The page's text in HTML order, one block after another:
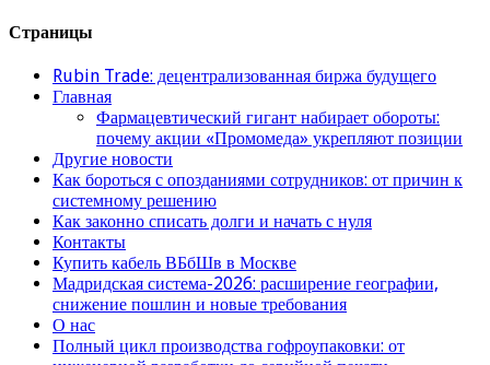
Страницы
Rubin Trade: децентрализованная биржа будущего
Главная
Фармацевтический гигант набирает обороты:
почему акции «Промомеда» укрепляют позиции
Другие новости
Как бороться с опозданиями сотрудников: от причин к
системному решению
Как законно списать долги и начать с нуля
Контакты
Купить кабель ВБбШв в Москве
Мадридская система-2026: расширение географии,
снижение пошлин и новые требования
О нас
Полный цикл производства гофроупаковки: от